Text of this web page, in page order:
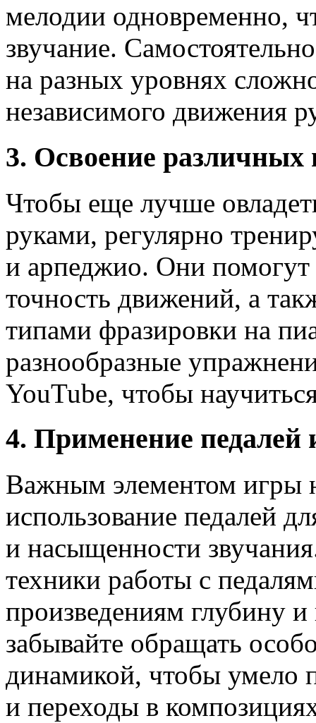
мелодии одновременно,
звучание.
на разных уровнях
независимого движения
3. Освоение
Чтобы еще лучше
руками, регулярно
и арпеджио. Они помогут
точность движений, а
типами фразировки на
разнообразные
YouTube, чтобы
4. Применение педалей
Важным элементом игры
использование педалей
и насыщенности
техники работы с
произведениям глубину
забывайте обращать
динамикой, чтобы умело
и переходы в